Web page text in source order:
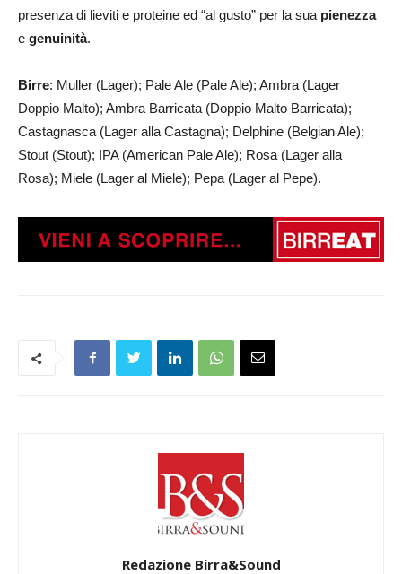
presenza di lieviti e proteine ed “al gusto” per la sua pienezza
e genuinità.
Birre: Muller (Lager); Pale Ale (Pale Ale); Ambra (Lager
Doppio Malto); Ambra Barricata (Doppio Malto Barricata);
Castagnasca (Lager alla Castagna); Delphine (Belgian Ale);
Stout (Stout); IPA (American Pale Ale); Rosa (Lager alla
Rosa); Miele (Lager al Miele); Pepa (Lager al Pepe).
Redazione Birra&Sound